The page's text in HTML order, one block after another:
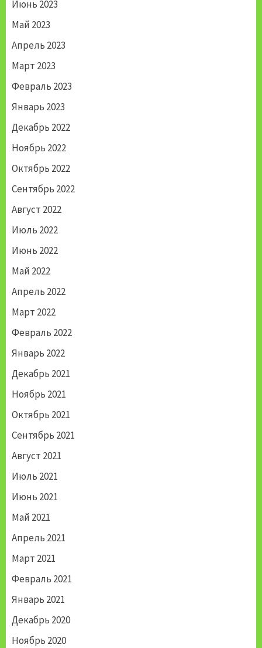
Июнь 2023
Май 2023
Апрель 2023
Март 2023
Февраль 2023
Январь 2023
Декабрь 2022
Ноябрь 2022
Октябрь 2022
Сентябрь 2022
Август 2022
Июль 2022
Июнь 2022
Май 2022
Апрель 2022
Март 2022
Февраль 2022
Январь 2022
Декабрь 2021
Ноябрь 2021
Октябрь 2021
Сентябрь 2021
Август 2021
Июль 2021
Июнь 2021
Май 2021
Апрель 2021
Март 2021
Февраль 2021
Январь 2021
Декабрь 2020
Ноябрь 2020